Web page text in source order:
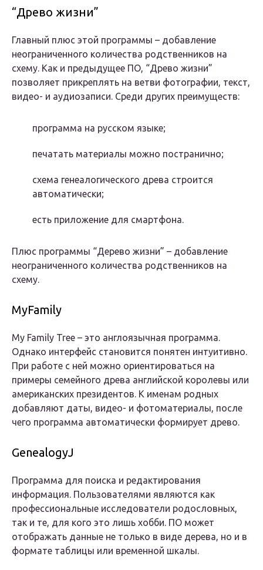
“Древо жизни”
Главный плюс этой программы – добавление
неограниченного количества родственников на
схему. Как и предыдущее ПО, “Древо жизни”
позволяет прикреплять на ветви фотографии, текст,
видео- и аудиозаписи. Среди других преимуществ:
программа на русском языке;
печатать материалы можно постранично;
схема генеалогического древа строится
автоматически;
есть приложение для смартфона.
Плюс программы “Дерево жизни” – добавление
неограниченного количества родственников на
схему.
MyFamily
My Family Tree – это англоязычная программа.
Однако интерфейс становится понятен интуитивно.
При работе с ней можно ориентироваться на
примеры семейного древа английской королевы или
американских президентов. К именам родных
добавляют даты, видео- и фотоматериалы, после
чего программа автоматически формирует древо.
GenealogyJ
Программа для поиска и редактирования
информация. Пользователями являются как
профессиональные исследователи родословных,
так и те, для кого это лишь хобби. ПО может
отображать данные не только в виде дерева, но и в
формате таблицы или временной шкалы.